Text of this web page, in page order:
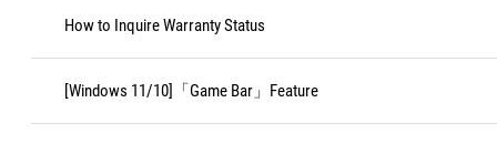
How to Inquire Warranty Status
[Windows 11/10]「Game Bar」Feature